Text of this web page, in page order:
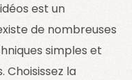
est un
de nombreuses
simples et
Choisissez la